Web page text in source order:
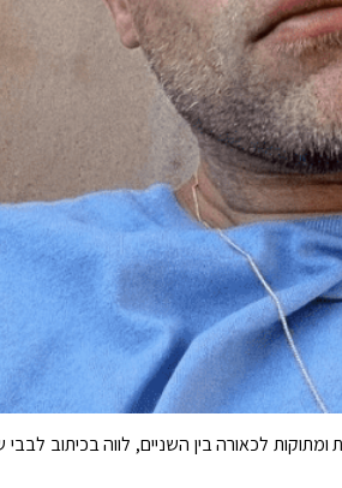
ומתוקות לכאורה בין השניים, לווה בכיתוב